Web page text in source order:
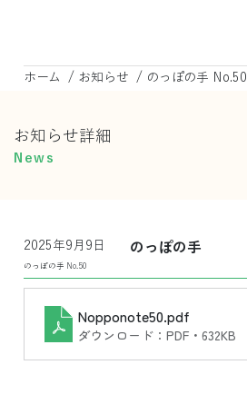
お知らせ詳細
News
ホーム / お知らせ / のっぽの手 No.50
2025年9月9日 のっぽの手
のっぽの手 No.50
Nopponote50.pdf
ダウンロード：PDF • 632KB